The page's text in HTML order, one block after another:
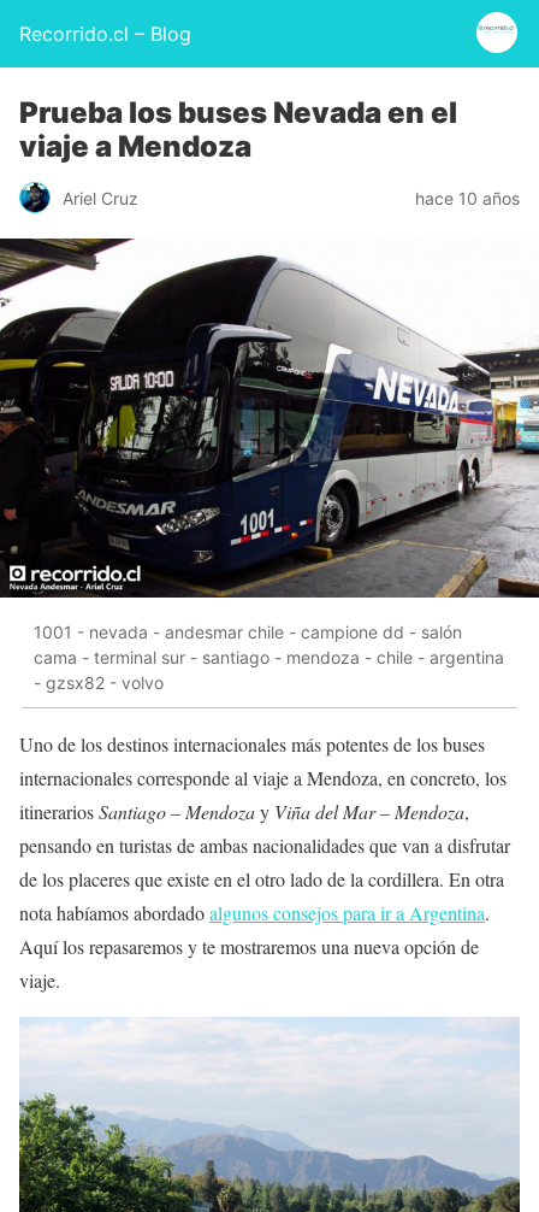
Recorrido.cl – Blog
Prueba los buses Nevada en el
viaje a Mendoza
Ariel Cruz hace 10 años
1001 - nevada - andesmar chile - campione dd - salón
cama - terminal sur - santiago - mendoza - chile - argentina
- gzsx82 - volvo
Uno de los destinos internacionales más potentes de los buses
internacionales corresponde al viaje a Mendoza, en concreto, los
itinerariosSantiago – Mendozay Viña del Mar – Mendoza,
pensando en turistas de ambas nacionalidades que van a disfrutar
de los placeres que existe en el otro lado de la cordillera. En otra
nota habíamos abordadoalgunos consejos para ir a Argentina.
Aquí los repasaremos y te mostraremos una nueva opción de
viaje.